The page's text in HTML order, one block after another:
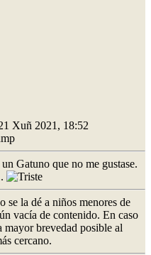
Xuñ 2021, 18:52
Gatuno que no me gustase.
se la dé a niños menores de
vacía de contenido. En caso
mayor brevedad posible al
cercano.